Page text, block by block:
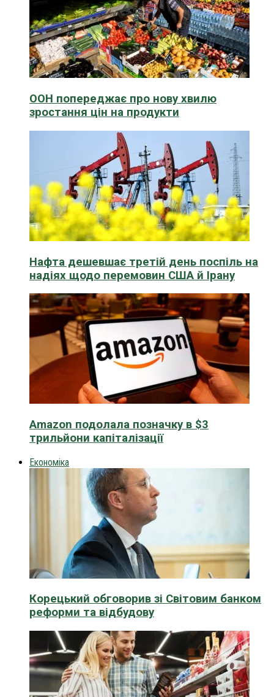
ООН попереджає про нову хвилю
зростання цін на продукти
Нафта дешевшає третій день поспіль на
надіях щодо перемовин США й Ірану
Amazon подолала позначку в $3
трильйони капіталізації
Економіка
Корецький обговорив зі Світовим банком
реформи та відбудову